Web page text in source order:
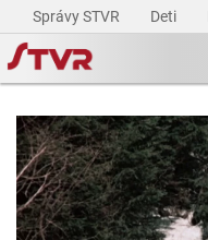
Správy STVR Deti